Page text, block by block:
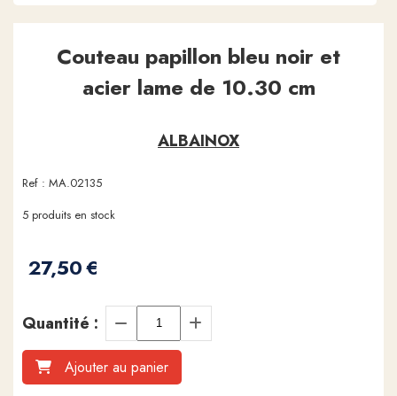
Couteau papillon bleu noir et
acier lame de 10.30 cm
ALBAINOX
Ref : MA.02135
27,50€
5 produits en stock
Quantité :
Ajouter au panier